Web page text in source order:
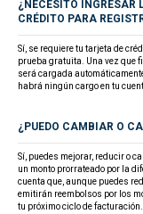
¿NECESITO INGRESAR
CRÉDITO PARA
Sí, se requiere tu tarjeta de
prueba gratuita. Una vez que
será cargada
habrá ningún cargo en tu
¿PUEDO CAMBIAR O
Sí, puedes mejorar, reducir o
un monto prorrateado por la
cuenta que, aunque puedes
emitirán reembolsos por los
tu próximo ciclo de facturación.